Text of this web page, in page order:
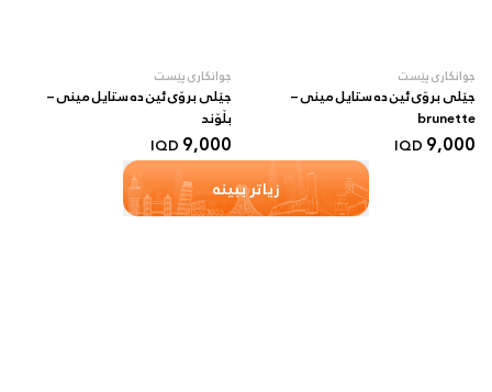
جوانکاری پێست
جێلی برۆی ئین دە ستایل مینی –
brunette
9,000
IQD
جوانکاری پێست
جێلی برۆی ئین دە ستایل مینی –
بڵۆند
9,000
IQD
زیاتر ببینە